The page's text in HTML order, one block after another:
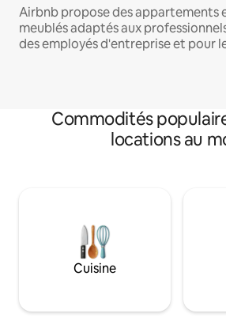
Airbnb propose des appartements
meublés adaptés aux
des employés d'entreprise et pour
Commodités
locations au
Cuisine